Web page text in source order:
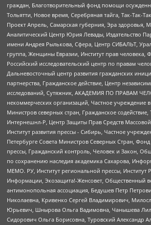
граждан, Благотворительный фонд помощи
Тольятти, Новое время, Серебряная тайга, Так-Так-
Проект Апрель, Самарская губерния, Эра здоровья,
Аналитический Центр Юрия Левады, Издательство
имени Андрея Рылькова, Сфера, Центр СИБАЛЬТ,
группа, Женщины Евразии, Институт прав человека,
Российский исследовательский центр по правам
Дальневосточный центр развития гражданских
партнерства, Гражданское действие, Центр
исследований, Сутяжник, АКАДЕМИЯ ПО ПРАВАМ
некоммерческих организаций, Частное учреждение
Министров северных стран, Гражданское содействие,
Интернешнл-Р, Центр Защиты Прав Средств
Институт развития прессы - Сибирь, Частное
Петербурге Совета Министров Северных Стран,
прессы, Гражданский контроль, Человек и Закон,
по сохранению наследия академика Сахарова,
МЕМО. РУ, Институт региональной прессы, Институт
Информации, Экозащита!-Женсовет, Общественный
антимонопольная ассоциация, Бедушев Петр
Николаевна, Кривенко Сергей Владимирович,
Юрьевич, Шнырова Ольга Вадимовна, Чанышева
Сидорович Ольга Борисовна, Туровский Александр